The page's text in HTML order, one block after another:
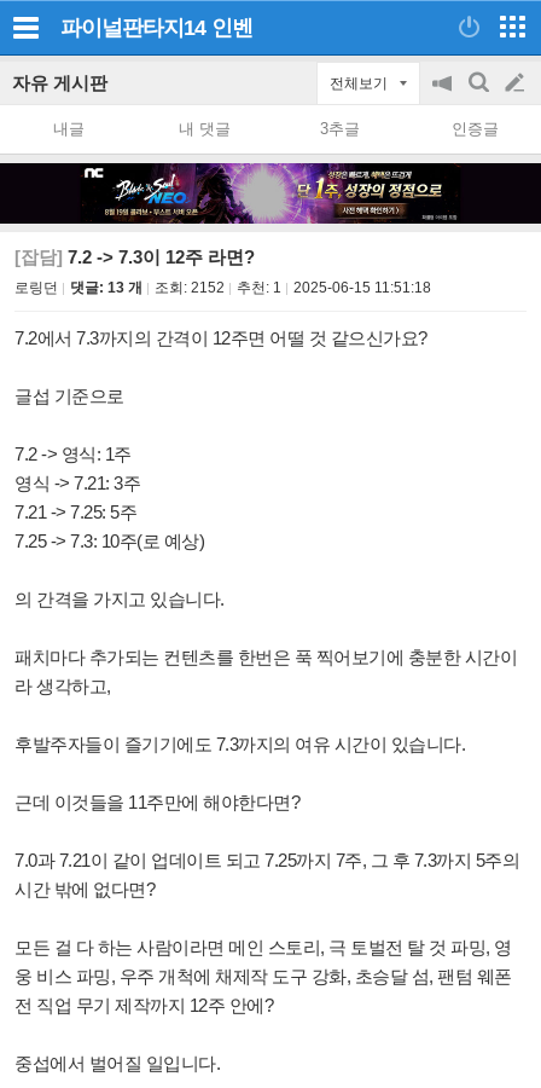
파이널판타지14 인벤
자유 게시판 전체보기
공
on/off
검
색
글
쓰
내글 내 댓글 3추글 인증글
[잡담] 7.2 -> 7.3이 12주 라면?
로링던 댓글: 13 개 조회: 2152 추천: 1 2025-06-15 11:51:18
7.2에서 7.3까지의 간격이 12주면 어떨 것 같으신가요?
글섭 기준으로
7.2 -> 영식: 1주
영식 -> 7.21: 3주
7.21 -> 7.25: 5주
7.25 -> 7.3: 10주(로 예상)
의 간격을 가지고 있습니다.
패치마다 추가되는 컨텐츠를 한번은 푹 찍어보기에 충분한 시간이
라 생각하고,
후발주자들이 즐기기에도 7.3까지의 여유 시간이 있습니다.
근데 이것들을 11주만에 해야한다면?
7.0과 7.21이 같이 업데이트 되고 7.25까지 7주, 그 후 7.3까지 5주의
시간 밖에 없다면?
모든 걸 다 하는 사람이라면 메인 스토리, 극 토벌전 탈 것 파밍, 영
웅 비스 파밍, 우주 개척에 채제작 도구 강화, 초승달 섬, 팬텀 웨폰
전 직업 무기 제작까지 12주 안에?
중섭에서 벌어질 일입니다.